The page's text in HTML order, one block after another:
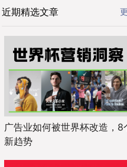
近期精选文章
广告业如何被世界杯改造，8
新趋势